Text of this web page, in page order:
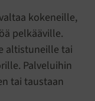
kokeneille,
pelkääville.
altistuneille tai
Palveluihin
tai taustaan